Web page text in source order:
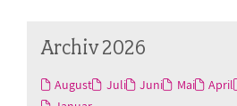
Archiv 2026
August Juli Juni Mai April